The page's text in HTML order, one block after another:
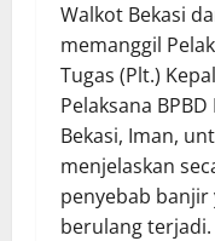
Walkot Bekasi
memanggil
Tugas (Plt.)
Pelaksana BPBD
Bekasi, Iman,
menjelaskan
penyebab banjir
berulang